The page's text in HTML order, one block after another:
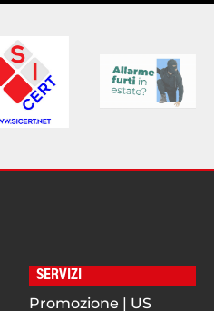
SERVIZI
Promozione | US